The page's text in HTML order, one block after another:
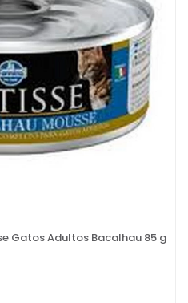
Gatos Adultos Bacalhau 85 g